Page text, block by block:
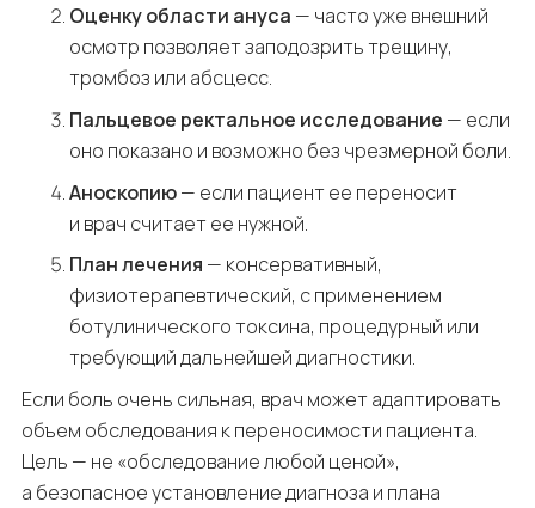
Оценку области ануса — часто уже внешний
осмотр позволяет заподозрить трещину,
тромбоз или абсцесс.
Пальцевое ректальное исследование — если
оно показано и возможно без чрезмерной боли.
Аноскопию— если пациент ее переносит
и врач считает ее нужной.
План лечения — консервативный,
физиотерапевтический, с применением
ботулинического токсина, процедурный или
требующий дальнейшей диагностики.
Если боль очень сильная, врач может адаптировать
объем обследования к переносимости пациента.
Цель — не «обследование любой ценой»,
а безопасное установление диагноза и плана